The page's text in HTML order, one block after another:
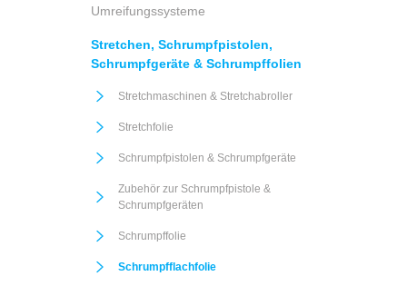
Umreifungssysteme
Stretchen, Schrumpfpistolen,
Schrumpfgeräte & Schrumpffolien
Stretchmaschinen & Stretchabroller
Stretchfolie
Schrumpfpistolen & Schrumpfgeräte
Zubehör zur Schrumpfpistole &
Schrumpfgeräten
Schrumpffolie
Schrumpfflachfolie